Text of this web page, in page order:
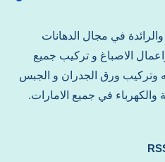
في مجال الدهانات
الاصباغ و تركيب جميع
وتركيب ورق الجدران و الجبس
في جميع الامارات.